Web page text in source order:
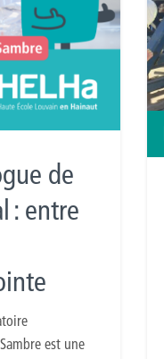
de
: entre
est une